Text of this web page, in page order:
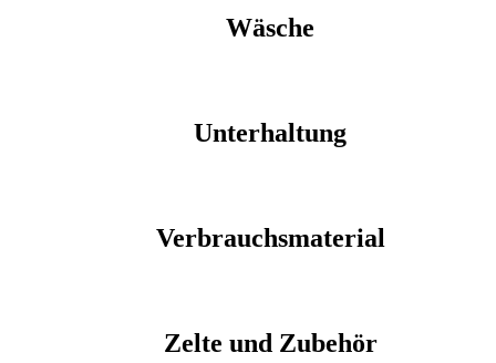
Wäsche
Unterhaltung
Verbrauchsmaterial
Zelte und Zubehör